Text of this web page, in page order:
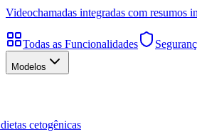
Videochamadas integradas com resumos
Todas as Funcionalidades
Modelos
cetogênicas